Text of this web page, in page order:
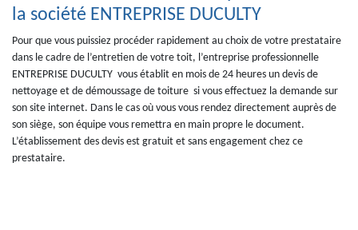
la société ENTREPRISE DUCULTY
Pour que vous puissiez procéder rapidement au choix de votre prestataire
dans le cadre de l’entretien de votre toit, l’entreprise professionnelle
ENTREPRISE DUCULTY vous établit en mois de 24 heures un devis de
nettoyage et de démoussage de toiture si vous effectuez la demande sur
son site internet. Dans le cas où vous vous rendez directement auprès de
son siège, son équipe vous remettra en main propre le document.
L’établissement des devis est gratuit et sans engagement chez ce
prestataire.